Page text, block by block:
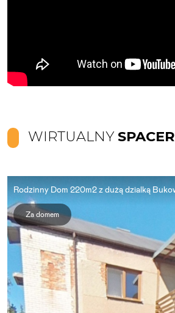
WIRTUALNY SPACER